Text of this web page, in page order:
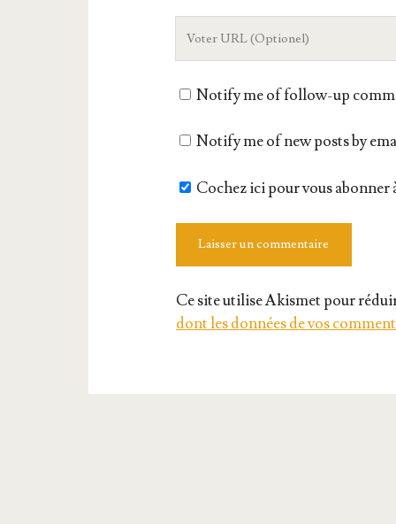
siteNotify me of follow-up
Notify me of new posts by
Cochez ici pour vous abonner
Ce site utilise Akismet pour
dont les données de vos